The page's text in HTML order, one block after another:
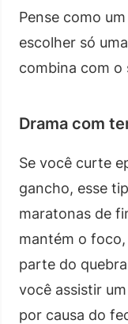
Pense como
escolher só
combina com o
Drama com
Se você curte
gancho, esse
maratonas de
mantém o
parte do
você assistir
por causa do